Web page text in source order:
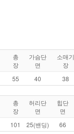
총
장
가슴단
면
소매기
장
55 40 38
총
장
허리단
면
힙단
면
101 25(밴딩) 66